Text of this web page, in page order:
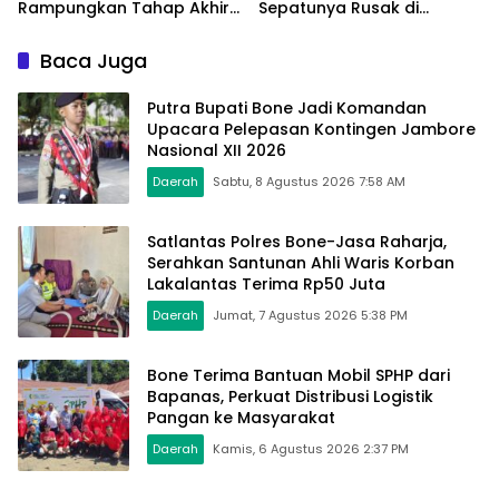
Rampungkan Tahap Akhir
Pattuku, Jaring Pengaman
Mulai Terpasang
Sepatunya Rusak di
Baca Juga
Putra Bupati Bone Jadi Komandan
Upacara Pelepasan Kontingen Jambore
Nasional XII 2026
Daerah Sabtu, 8 Agustus 2026 7:58 AM
Satlantas Polres Bone-Jasa Raharja,
Serahkan Santunan Ahli Waris Korban
Lakalantas Terima Rp50 Juta
Daerah Jumat, 7 Agustus 2026 5:38 PM
Bone Terima Bantuan Mobil SPHP dari
Bapanas, Perkuat Distribusi Logistik
Pangan ke Masyarakat
Daerah Kamis, 6 Agustus 2026 2:37 PM